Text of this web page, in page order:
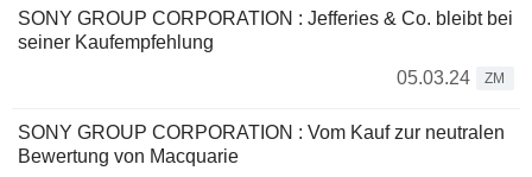
SONY GROUP CORPORATION : Jefferies & Co. bleibt bei
seiner Kaufempfehlung
05.03.24
ZM
SONY GROUP CORPORATION : Vom Kauf zur neutralen
Bewertung von Macquarie